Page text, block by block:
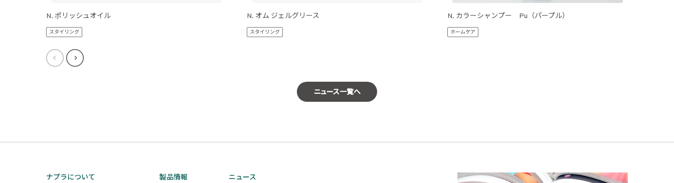
N. ポリッシュオイル
スタイリング
N. オム ジェルグリース
スタイリング
N. カラーシャンプー Pu（パープル）
ホームケア
ニュース一覧へ
ナプラについて 製品情報 ニュース